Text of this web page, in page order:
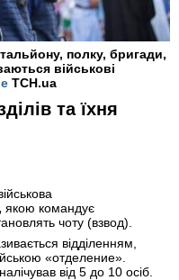
полку, бригади,
військові
ТСН.ua
та їхня
якою командує
чоту (взвод).
відділенням,
«отделение».
від 5 до 10 осіб.